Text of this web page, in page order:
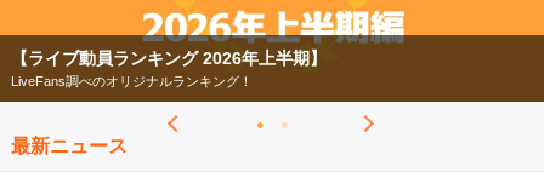
【ライブ動員ランキング 2026年上半期】
LiveFans調べのオリジナルランキング！
最新ニュース